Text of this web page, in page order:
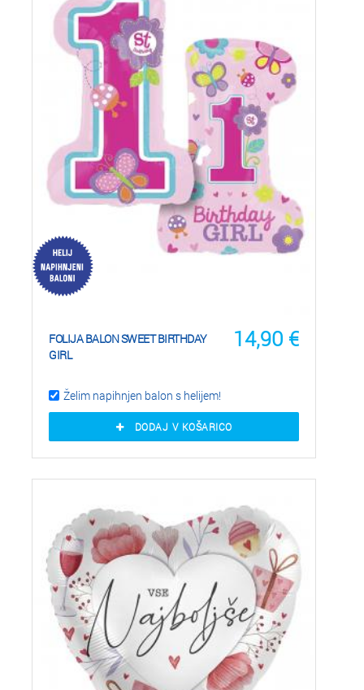
14,90 €
FOLIJA BALON SWEET BIRTHDAY
GIRL
Želim napihnjen balon s helijem!
DODAJ V KOŠARICO